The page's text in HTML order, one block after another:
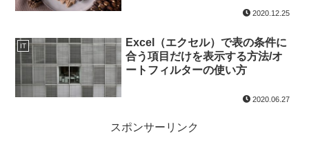
2020.12.25
IT
Excel（エクセル）で表の条件に
合う項目だけを表示する方法/オ
ートフィルターの使い方
2020.06.27
スポンサーリンク